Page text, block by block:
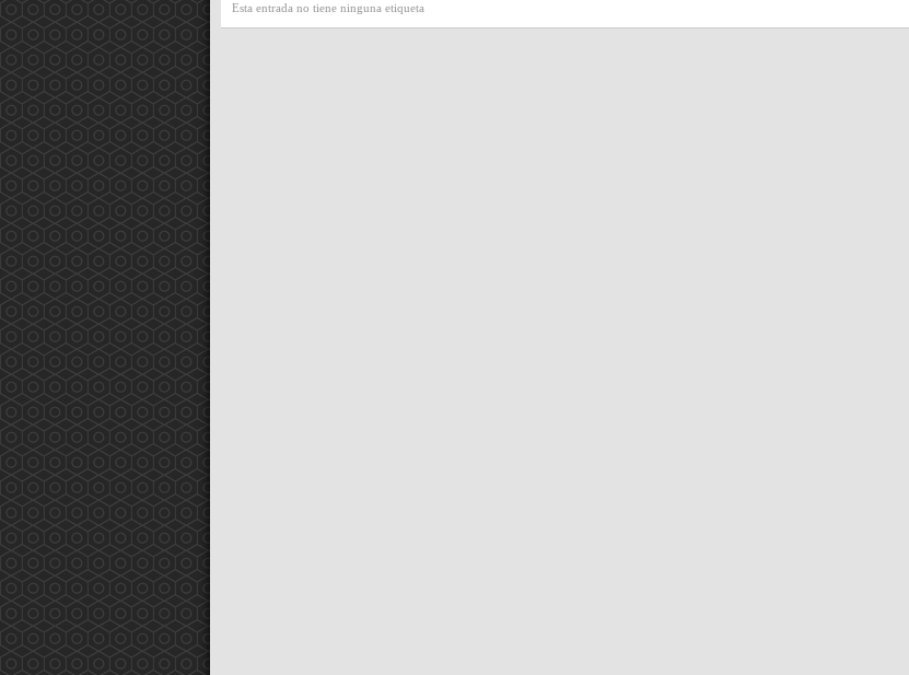
Esta entrada no tiene ninguna etiqueta